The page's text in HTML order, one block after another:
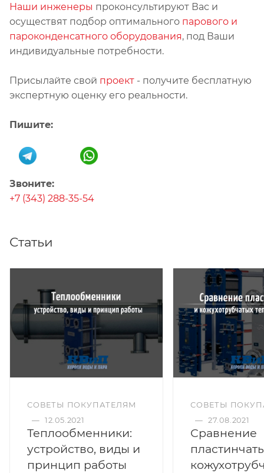
Наши инженеры проконсультируют Вас и
осуществят подбор оптимального парового и
пароконденсатного оборудования, под Ваши
индивидуальные потребности.
Присылайте свой проект - получите бесплатную
экспертную оценку его реальности.
Пишите:
Звоните:
+7 (343) 288-35-54
Статьи
СОВЕТЫ ПОКУПАТЕЛЯМ
— 12.05.2021
Теплообменники:
устройство, виды и
принцип работы
СОВЕТЫ
— 27.08.2021
Сравнение